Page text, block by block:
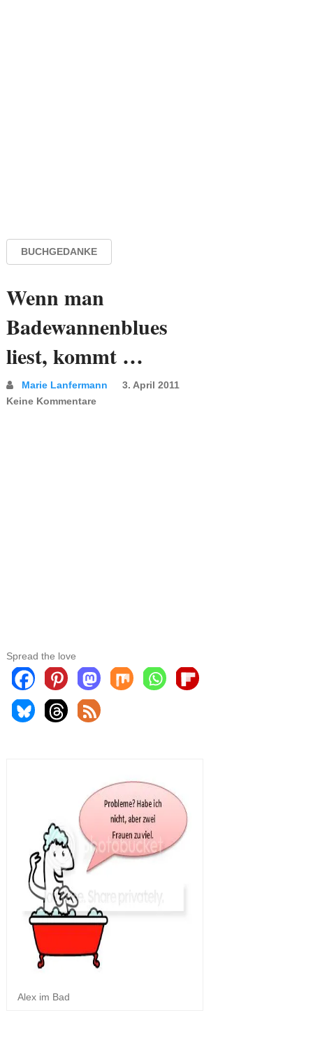
BUCHGEDANKE
Wenn man
Badewannenblues
liest, kommt …
Marie Lanfermann
3. April 2011
Keine Kommentare
Spread the love
Alex im Bad